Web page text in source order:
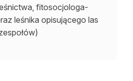
fitosocjologa-
leśnika opisującego las